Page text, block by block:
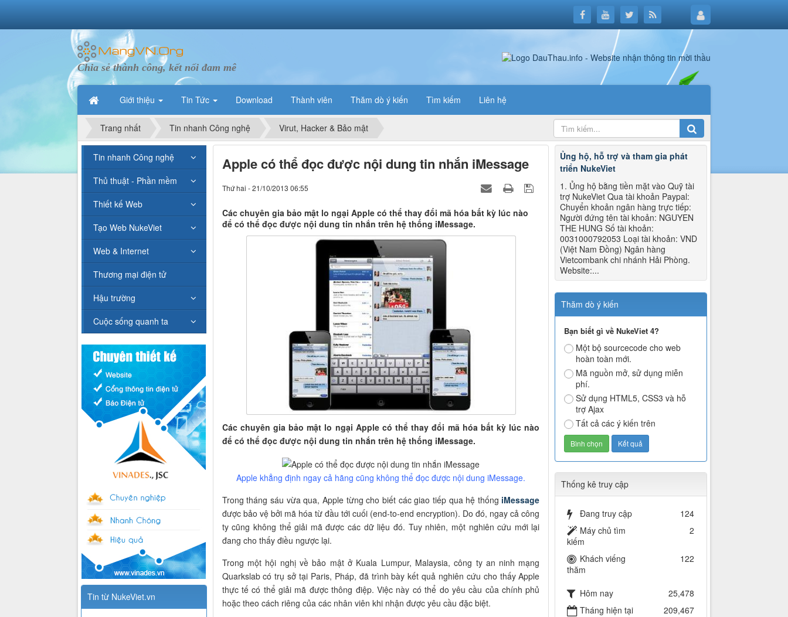
Chia sẻ thành công, kết nối đam mê
Giới thiệu Tin Tức Download Thành viên Thăm dò ý kiến Tìm kiếm Liên hệ
Trang nhất Tin nhanh Công nghệ Virut, Hacker & Bảo mật
Apple có thể đọc được nội dung tin nhắn iMessage
Thứ hai - 21/10/2013 06:55
Các chuyên gia bảo mật lo ngại Apple có thể thay đổi mã hóa bất kỳ lúc nào
để có thể đọc được nội dung tin nhắn trên hệ thống iMessage.
Các chuyên gia bảo mật lo ngại Apple có thể thay đổi mã hóa bất kỳ lúc nào
để có thể đọc được nội dung tin nhắn trên hệ thống iMessage.
Apple khẳng định ngay cả hãng cũng không thể đọc được nội dung iMessage.
Trong tháng sáu vừa qua, Apple từng cho biết các giao tiếp qua hệ thống iMessage
được bảo vệ bởi mã hóa từ đầu tới cuối (end-to-end encryption). Do đó, ngay cả công
ty cũng không thể giải mã được các dữ liệu đó. Tuy nhiên, một nghiên cứu mới lại
đang cho thấy điều ngược lại.
Trong một hội nghị về bảo mật ở Kuala Lumpur, Malaysia, công ty an ninh mạng
Quarkslab có trụ sở tại Paris, Pháp, đã trình bày kết quả nghiên cứu cho thấy Apple
thực tế có thể giải mã được thông điệp. Việc này có thể do yêu cầu của chính phủ
hoặc theo cách riêng của các nhân viên khi nhận được yêu cầu đặc biệt.
Ủng hộ, hỗ trợ và tham gia phát
triển NukeViet
1. Ủng hộ bằng tiền mặt vào Quỹ tài
trợ NukeViet Qua tài khoản Paypal:
Chuyển khoản ngân hàng trực tiếp:
Người đứng tên tài khoản: NGUYEN
THE HUNG Số tài khoản:
0031000792053 Loại tài khoản: VND
(Việt Nam Đồng) Ngân hàng
Vietcombank chi nhánh Hải Phòng.
Website:...
Thăm dò ý kiến
Bạn biết gì về NukeViet 4?
Một bộ sourcecode cho web
hoàn toàn mới.
Mã nguồn mở, sử dụng miễn
phí.
Sử dụng HTML5, CSS3 và hỗ
trợ Ajax
Tất cả các ý kiến trên
Thống kê truy cập
Đang truy cập
124
Máy chủ tìm
kiếm
2
Khách viếng
thăm
122
Hôm nay
25,478
Tháng hiện tại
209,467
Tin nhanh Công nghệ
Thủ thuật - Phần mềm
Thiết kế Web
Tạo Web NukeViet
Web & Internet
Thương mại điện tử
Hậu trường
Cuộc sống quanh ta
Tin từ NukeViet.vn